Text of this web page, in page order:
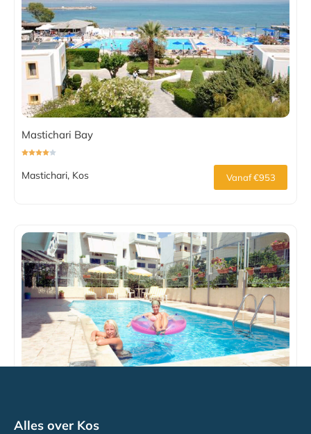
Mastichari Bay
Mastichari, Kos Vanaf €953
Alles over Kos